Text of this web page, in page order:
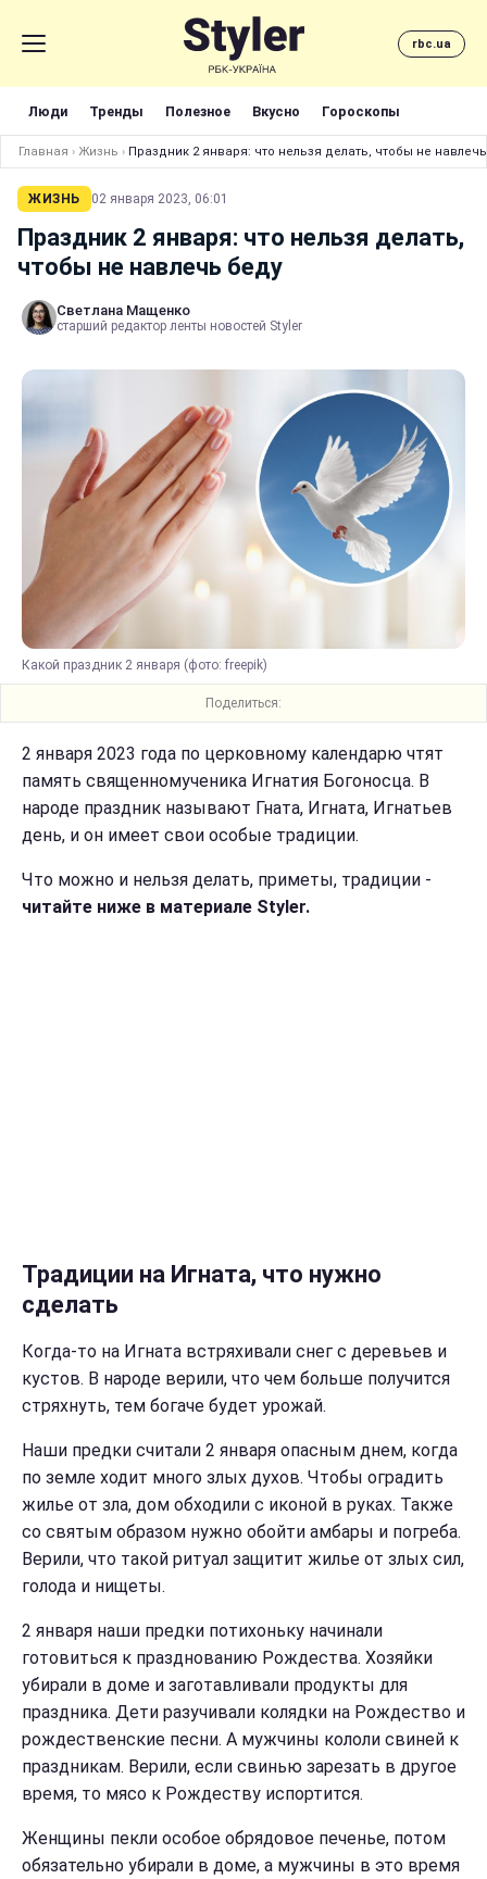
rbc.ua
Люди Тренды Полезное Вкусно Гороскопы
Главная › Жизнь › Праздник 2 января: что нельзя делать, чтобы не
ЖИЗНЬ 02 января 2023, 06:01
Праздник 2 января: что нельзя делать,
чтобы не навлечь беду
Светлана Мащенко
старший редактор ленты новостей Styler
Какой праздник 2 января (фото: freepik)
Поделиться:
2 января 2023 года по церковному календарю чтят
память священномученика Игнатия Богоносца. В
народе праздник называют Гната, Игната, Игнатьев
день, и он имеет свои особые традиции.
Что можно и нельзя делать, приметы, традиции -
читайте ниже в материале Styler.
Традиции на Игната, что нужно
сделать
Когда-то на Игната встряхивали снег с деревьев и
кустов. В народе верили, что чем больше получится
стряхнуть, тем богаче будет урожай.
Наши предки считали 2 января опасным днем, когда
по земле ходит много злых духов. Чтобы оградить
жилье от зла, дом обходили с иконой в руках. Также
со святым образом нужно обойти амбары и погреба.
Верили, что такой ритуал защитит жилье от злых сил,
голода и нищеты.
2 января наши предки потихоньку начинали
готовиться к празднованию Рождества. Хозяйки
убирали в доме и заготавливали продукты для
праздника. Дети разучивали колядки на Рождество и
рождественские песни. А мужчины кололи свиней к
праздникам. Верили, если свинью зарезать в другое
время, то мясо к Рождеству испортится.
Женщины пекли особое обрядовое печенье, потом
обязательно убирали в доме, а мужчины в это время